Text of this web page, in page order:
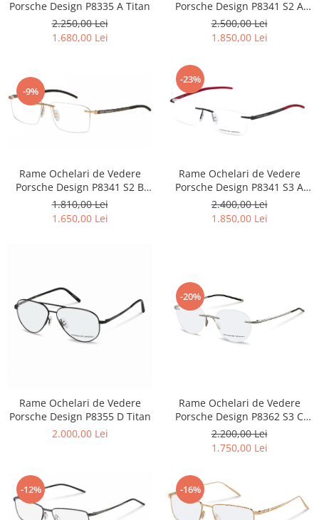
Carbon / Metal
Metal ( Aluminum )
Metal + Plastic
Titan + silicon
Ultem
Brand
Blumarine
Carolina Herrera
Dunhill
Emporio Armani
Guess
Hackett London
Hugo Boss
Jaguar
Jean Louis Bertier
Just Cavalli
Porsche Design P8335 A Titan
2.250,00 Lei
1.680,00 Lei
Porsche Design P8341 S2 A
Titan Carbon
2.500,00 Lei
1.850,00 Lei
-9%
Rame Ochelari de Vedere
Porsche Design P8341 S2 B
Titan
1.810,00 Lei
1.650,00 Lei
-23%
Rame Ochelari de Vedere
Porsche Design P8341 S3 A
Titan
2.400,00 Lei
1.850,00 Lei
Rame Ochelari de Vedere
Porsche Design P8355 D Titan
2.000,00 Lei
-20%
Rame Ochelari de Vedere
Porsche Design P8362 S3 C
Titan
2.200,00 Lei
1.750,00 Lei
-12% -16%